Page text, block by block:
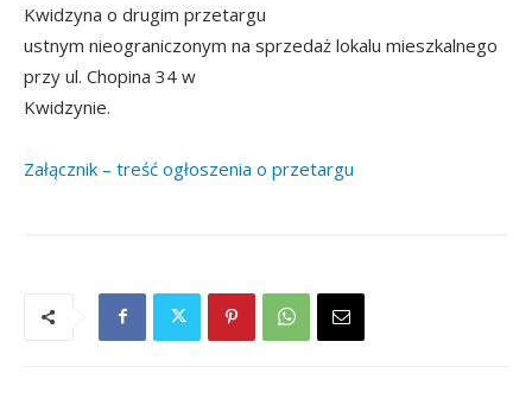
Kwidzyna o drugim przetargu
ustnym nieograniczonym na sprzedaż lokalu mieszkalnego
przy ul. Chopina 34 w
Kwidzynie.
Załącznik – treść ogłoszenia o przetargu